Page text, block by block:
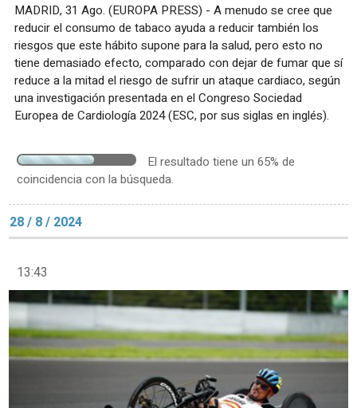
MADRID, 31 Ago. (EUROPA PRESS) - A menudo se cree que
reducir el consumo de tabaco ayuda a reducir también los
riesgos que este hábito supone para la salud, pero esto no
tiene demasiado efecto, comparado con dejar de fumar que sí
reduce a la mitad el riesgo de sufrir un ataque cardiaco, según
una investigación presentada en el Congreso Sociedad
Europea de Cardiología 2024 (ESC, por sus siglas en inglés).
El resultado tiene un 65% de
coincidencia con la búsqueda.
28 / 8 / 2024
13:43